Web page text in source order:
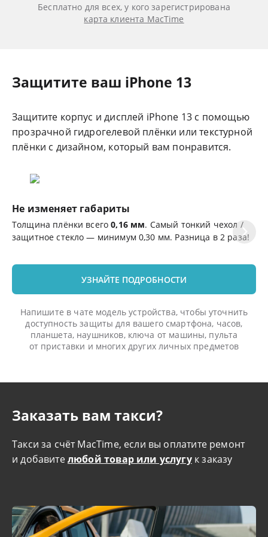
Бесплатно для всех, у кого зарегистрирована
карта клиента MacTime
Защитите ваш iPhone 13
Защитите корпус и дисплей iPhone 13 с помощью
прозрачной гидрогелевой плёнки или текстурной
плёнки с дизайном, который вам понравится.
Не изменяет габариты
Толщина плёнки всего0,16 мм. Самый тонкий чехол /
защитное стекло — минимум 0,30 мм. Разница в 2 раза!
УЗНАЙТЕ ПОДРОБНОСТИ
Напишите в чате модель устройства, чтобы уточнить
доступность защиты для вашего смартфона, часов,
планшета, наушников, ключа от машины, пульта
от приставки и многих других личных предметов
Заказать вам такси?
Такси за счёт MacTime, если вы оплатите ремонт
и добавителюбой товар или услугук заказу